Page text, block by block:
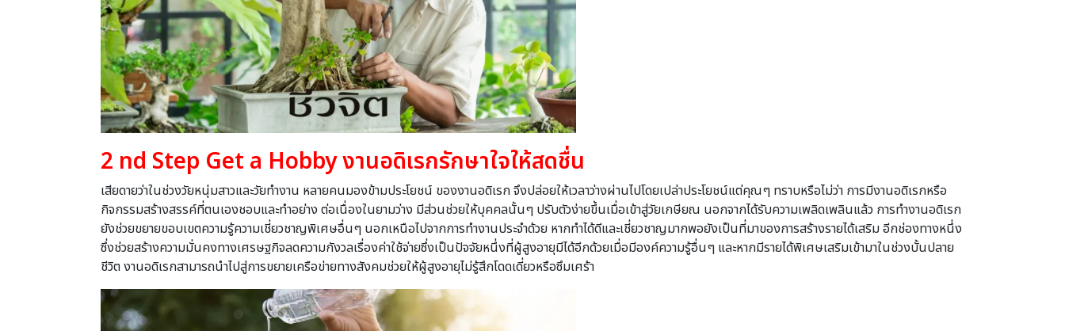
2 nd Step Get a Hobbyงานอดิเรกรักษาใจให้สดชื่น
เสียดายว่าในช่วงวัยหนุ่มสาวและวัยทํางาน หลายคนมองข้ามประโยชน์ ของงานอดิเรก จึงปล่อยให้เวลาว่างผ่านไปโดยเปล่าประโยชน์แต่คุณๆ ทราบหรือไม่ว่า การมีงานอดิเรกหรือ
กิจกรรมสร้างสรรค์ที่ตนเองชอบและทําอย่าง ต่อเนื่องในยามว่าง มีส่วนช่วยให้บุคคลนั้นๆ ปรับตัวง่ายขึ้นเมื่อเข้าสู่วัยเกษียณ นอกจากได้รับความเพลิดเพลินแล้ว การทํางานอดิเรก
ยังช่วยขยายขอบเขตความรู้ความเชี่ยวชาญพิเศษอื่นๆ นอกเหนือไปจากการทํางานประจําด้วย หากทําได้ดีและเชี่ยวชาญมากพอยังเป็นที่มาของการสร้างรายได้เสริม อีกช่องทางหนึ่ง
ซึ่งช่วยสร้างความมั่นคงทางเศรษฐกิจลดความกังวลเรื่องค่าใช้จ่ายซึ่งเป็นปัจจัยหนึ่งที่ผู้สูงอายุมีได้อีกด้วยเมื่อมีองค์ความรู้อื่นๆ และหากมีรายได้พิเศษเสริมเข้ามาในช่วงบั้นปลาย
ชีวิต งานอดิเรกสามารถนําไปสู่การขยายเครือข่ายทางสังคมช่วยให้ผู้สูงอายุไม่รู้สึกโดดเดี่ยวหรือซึมเศร้า